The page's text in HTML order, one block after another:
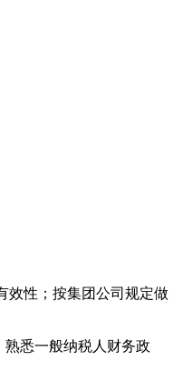
效性；按集团公司规定做
悉一般纳税人财务政